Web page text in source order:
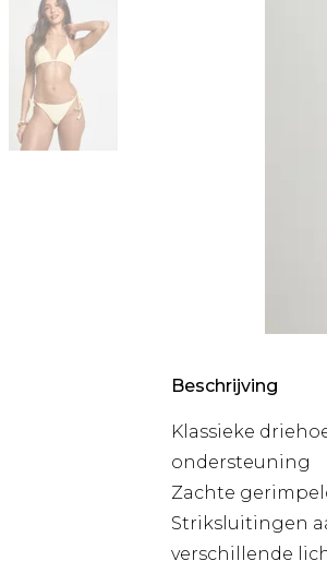
Beschrijving
Klassieke
ondersteuning
Zachte
Striksluitingen
verschillende